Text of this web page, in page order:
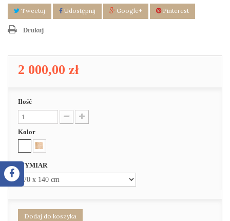
Tweetuj Udostępnij Google+ Pinterest
Drukuj
2 000,00 zł
Ilość
Kolor
WYMIAR
Dodaj do koszyka